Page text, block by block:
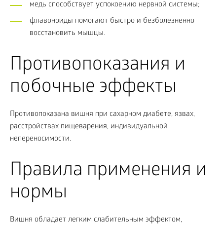
медь способствует успокоению нервной системы;
флавоноиды помогают быстро и безболезненно
восстановить мышцы.
Противопоказания и
побочные эффекты
Противопоказана вишня при сахарном диабете, язвах,
расстройствах пищеварения, индивидуальной
непереносимости.
Правила применения и
нормы
Вишня обладает легким слабительным эффектом,